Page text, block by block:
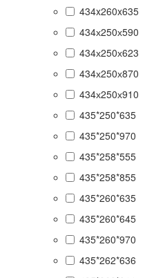
434x260x635
434х250х590
434х250х623
434х250х870
434х250х910
435*250*635
435*250*970
435*258*555
435*258*855
435*260*635
435*260*645
435*260*970
435*262*636